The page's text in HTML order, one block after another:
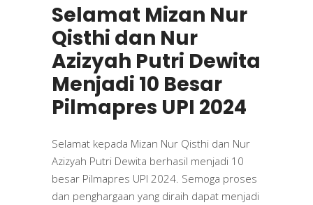
Selamat Mizan Nur
Qisthi dan Nur
Azizyah Putri Dewita
Menjadi 10 Besar
Pilmapres UPI 2024
Selamat kepada Mizan Nur Qisthi dan Nur
Azizyah Putri Dewita berhasil menjadi 10
besar Pilmapres UPI 2024. Semoga proses
dan penghargaan yang diraih dapat menjadi